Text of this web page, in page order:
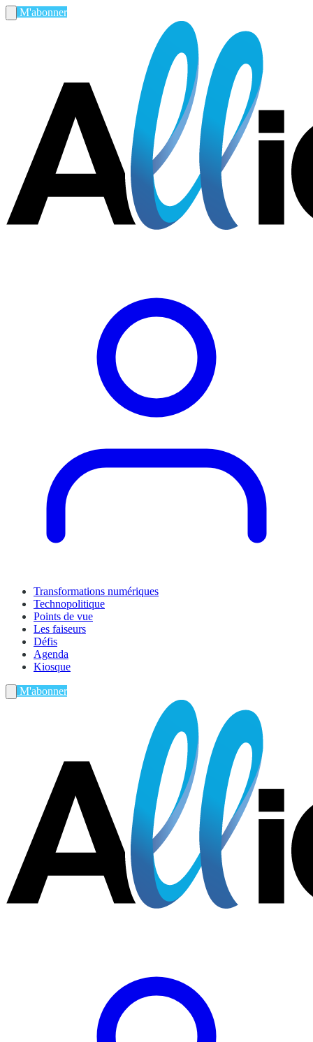
M'abonner
Transformations numériques
Technopolitique
Points de vue
Les faiseurs
Défis
Agenda
Kiosque
M'abonner